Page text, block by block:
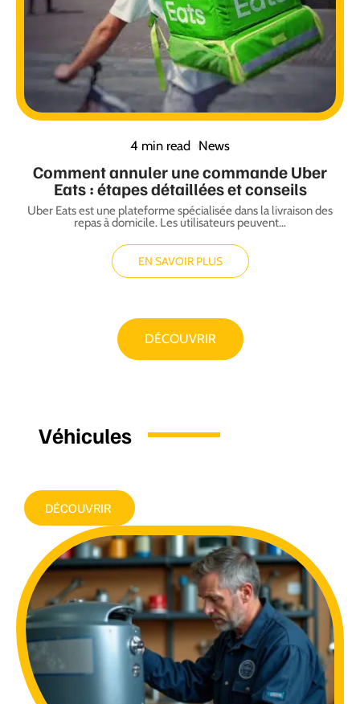
4 min read News
Comment annuler une commande Uber
Eats : étapes détaillées et conseils
Uber Eats est une plateforme spécialisée dans la livraison des
repas à domicile. Les utilisateurs peuvent…
EN SAVOIR PLUS
DÉCOUVRIR
Véhicules
DÉCOUVRIR